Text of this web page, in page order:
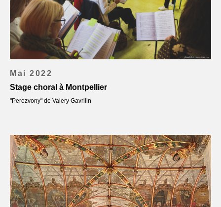
Mai 2022
Stage choral à Montpellier
"Perezvony" de Valery Gavrilin